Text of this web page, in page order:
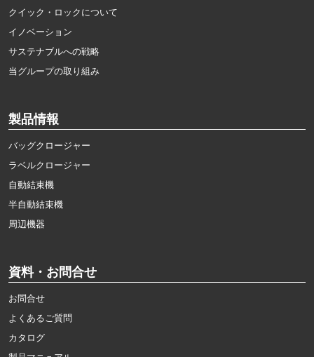
クイック・ロックについて
イノベーション
サステナブルへの戦略
当グループの取り組み
製品情報
バッグクロージャー
ラベルクロージャー
自動結束機
半自動結束機
周辺機器
資料・お問合せ
お問合せ
よくあるご質問
カタログ